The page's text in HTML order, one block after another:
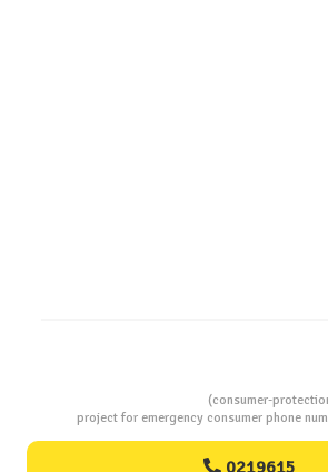
(consumer-
project for emergency consumer phone
0219615